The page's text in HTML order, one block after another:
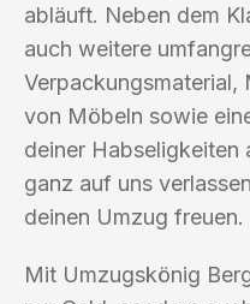
abläuft. Neben dem
auch weitere
von Möbeln sowie
deiner Habseligkeiten
ganz auf uns
deinen Umzug freuen.
Mit Umzugskönig